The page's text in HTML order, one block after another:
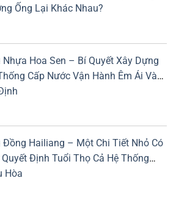
Ống Lại Khác Nhau?
Nhựa Hoa Sen – Bí Quyết Xây Dựng
Cấp Nước Vận Hành Êm Ái Và
Đồng Hailiang – Một Chi Tiết Nhỏ Có
Định Tuổi Thọ Cả Hệ Thống
Hòa